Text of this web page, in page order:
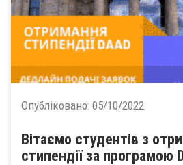
Опубліковано: 05/10/2022
Вітаємо студентів з
стипендії за програмою